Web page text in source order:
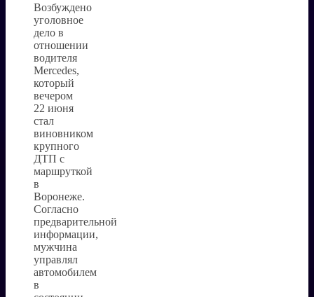
Возбуждено
уголовное
дело в
отношении
водителя
Mercedes,
который
вечером
22 июня
стал
виновником
крупного
ДТП с
маршруткой
в
Воронеже.
Согласно
предварительной
информации,
мужчина
управлял
автомобилем
в